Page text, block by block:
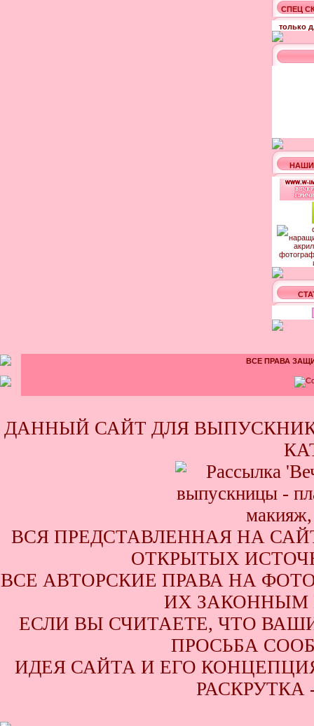
СПЕЦ
только
ВСЕ ПРАВА
ДАННЫЙ САЙТ ДЛЯ
ВСЯ ПРЕДСТАВЛЕННАЯ НА
ОТКРЫТЫХ
ВСЕ АВТОРСКИЕ ПРАВА НА
ИХ ЗАКОННЫМ
ЕСЛИ ВЫ СЧИТАЕТЕ, ЧТО
ПРОСЬБА
ИДЕЯ САЙТА И ЕГО КОНЦЕПЦИЯ
РАСКРУТКА -